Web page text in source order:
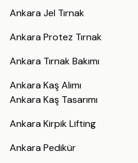
Ankara Jel Tırnak
Ankara Protez Tırnak
Ankara Tırnak Bakımı
Ankara Kaş Alımı
Ankara Kaş Tasarımı
Ankara Kirpik Lifting
Ankara Pedikür